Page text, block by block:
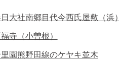
大社南郷目代今西氏屋敷（浜）
寺（小曽根）
園熊野田線のケヤキ並木